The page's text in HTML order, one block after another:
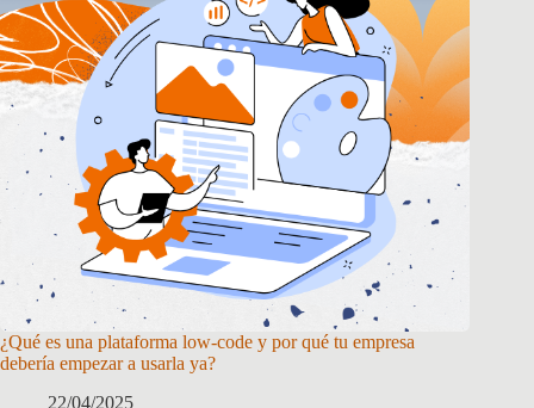
¿Qué es una plataforma low-code y por qué tu empresa
debería empezar a usarla ya?
22/04/2025